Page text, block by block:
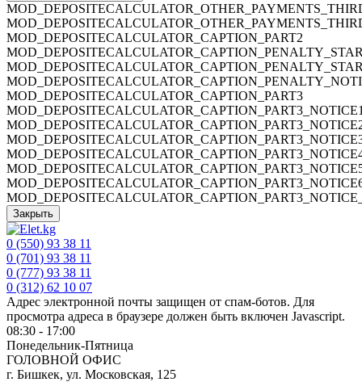
MOD_DEPOSITECALCULATOR_CAPTION_PART2
MOD_DEPOSITECALCULATOR_CAPTION_PART3
Закрыть
0 (550) 93 38 11
0 (701) 93 38 11
0 (777) 93 38 11
0 (312) 62 10 07
Адрес электронной почты защищен от спам-ботов. Для
просмотра адреса в браузере должен быть включен Javascript.
08:30 - 17:00
Понедельник-Пятница
ГОЛОВНОЙ ОФИС
г. Бишкек, ул. Московская, 125